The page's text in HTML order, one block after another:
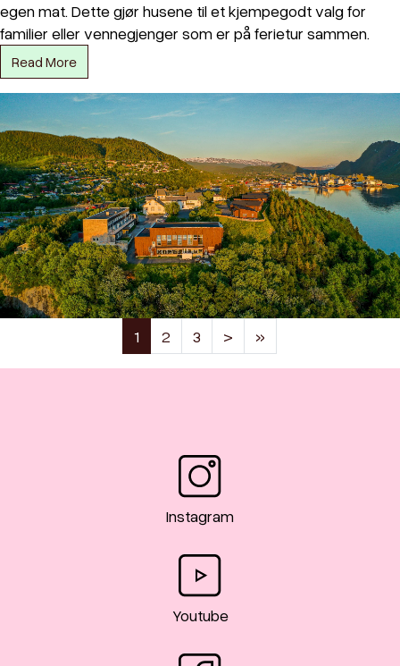
egen mat. Dette gjør husene til et kjempegodt valg for
familier eller vennegjenger som er på ferietur sammen.
Read More
1 (current)
2 3 > »
Instagram
Youtube